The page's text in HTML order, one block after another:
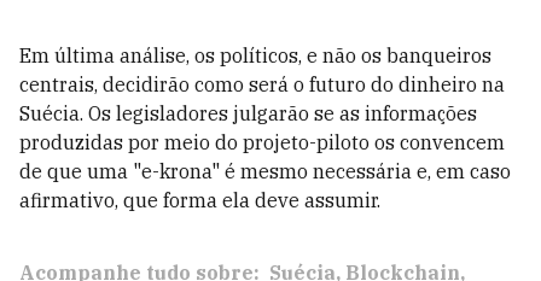
Em última análise, os políticos, e não os banqueiros
centrais, decidirão como será o futuro do dinheiro na
Suécia. Os legisladores julgarão se as informações
produzidas por meio do projeto-piloto os convencem
de que uma "e-krona" é mesmo necessária e, em caso
afirmativo, que forma ela deve assumir.
Acompanhe tudo sobre: Suécia Blockchain